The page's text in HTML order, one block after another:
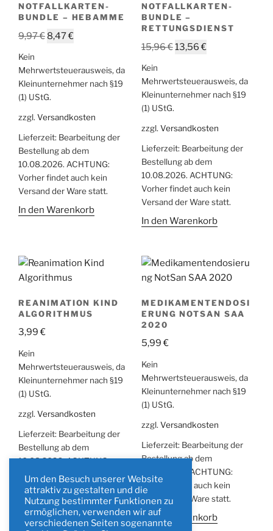
NOTFALLKARTEN-
BUNDLE – HEBAMME
9,97€ Ursprünglicher
war:
9,97 €
8,47€Aktueller
8,47 €.
Kein
Mehrwertsteuerausweis, da
Kleinunternehmer nach §19
(1) UStG.
zzgl. Versandkosten
Lieferzeit: Bearbeitung der
Bestellung ab dem
10.08.2026. ACHTUNG:
Vorher findet auch kein
Versand der Ware statt.
In den Warenkorb
NOTFALLKARTEN-
BUNDLE –
RETTUNGSDIENST
15,96€Ursprünglicher
war:
15,96 €
13,56€Aktueller
13,56 €.
Kein
Mehrwertsteuerausweis, da
Kleinunternehmer nach §19
(1) UStG.
zzgl. Versandkosten
Lieferzeit: Bearbeitung der
Bestellung ab dem
10.08.2026. ACHTUNG:
Vorher findet auch kein
Versand der Ware statt.
In den Warenkorb
REANIMATION KIND
ALGORITHMUS
3,99€
Kein
Mehrwertsteuerausweis, da
Kleinunternehmer nach §19
(1) UStG.
zzgl. Versandkosten
Lieferzeit: Bearbeitung der
Bestellung ab dem
10.08.2026. ACHTUNG:
Vorher findet auch kein
Versand der Ware statt.
In den Warenkorb
MEDIKAMENTENDOSI
ERUNG NOTSAN SAA
2020
5,99€
Kein
Mehrwertsteuerausweis, da
Kleinunternehmer nach §19
(1) UStG.
zzgl. Versandkosten
Lieferzeit: Bearbeitung der
Bestellung ab dem
10.08.2026. ACHTUNG:
Vorher findet auch kein
Versand der Ware statt.
In den Warenkorb
Um den Besuch unserer Website
attraktiv zu gestalten und die
Nutzung bestimmter Funktionen zu
ermöglichen, verwenden wir auf
verschiedenen Seiten sogenannte